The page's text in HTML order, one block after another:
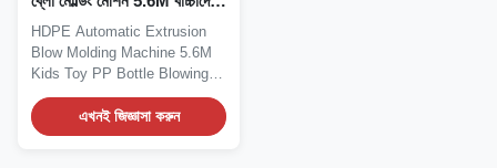
খেলনা পিপি বোতল ব্লো মেশিন
HDPE Automatic Extrusion
Blow Molding Machine 5.6M
Kids Toy PP Bottle Blowing
Machine for Plastic...
এখনই জিজ্ঞাসা করুন